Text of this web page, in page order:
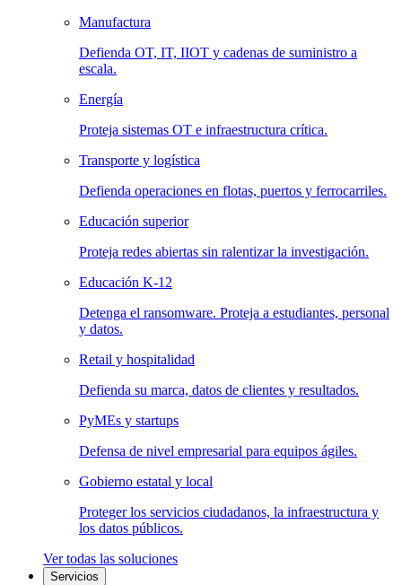
Manufactura
Defienda OT, IT, IIOT y cadenas de suministro a
escala.
Energía
Proteja sistemas OT e infraestructura crítica.
Transporte y logística
Defienda operaciones en flotas, puertos y ferrocarriles.
Educación superior
Proteja redes abiertas sin ralentizar la investigación.
Educación K-12
Detenga el ransomware. Proteja a estudiantes, personal
y datos.
Retail y hospitalidad
Defienda su marca, datos de clientes y resultados.
PyMEs y startups
Defensa de nivel empresarial para equipos ágiles.
Gobierno estatal y local
Proteger los servicios ciudadanos, la infraestructura y
los datos públicos.
Ver todas las soluciones
Servicios